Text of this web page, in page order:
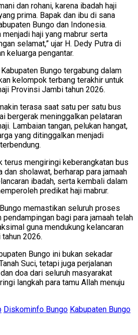
dan rohani, karena ibadah haji
prima. Bapak dan ibu di sana
Bungo dan Indonesia.
haji yang mabrur serta
selamat,” ujar H. Dedy Putra di
keluarga pengantar.
Bungo tergabung dalam
kelompok terbang terakhir untuk
Provinsi Jambi tahun 2026.
terasa saat satu per satu bus
bergerak meninggalkan pelataran
Lambaian tangan, pelukan hangat,
yang ditinggalkan menjadi
terus mengiringi keberangkatan bus
dan sholawat, berharap para jamaah
ibadah, serta kembali dalam
predikat haji mabrur.
memastikan seluruh proses
bagi para jamaah telah
guna mendukung kelancaran
2026.
Bungo ini bukan sekadar
Suci, tetapi juga perjalanan
doa dari seluruh masyarakat
langkah para tamu Allah menuju
Diskominfo Bungo Kabupaten Bungo